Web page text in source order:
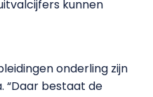
kunnen
onderling zijn
“Daar bestaat de